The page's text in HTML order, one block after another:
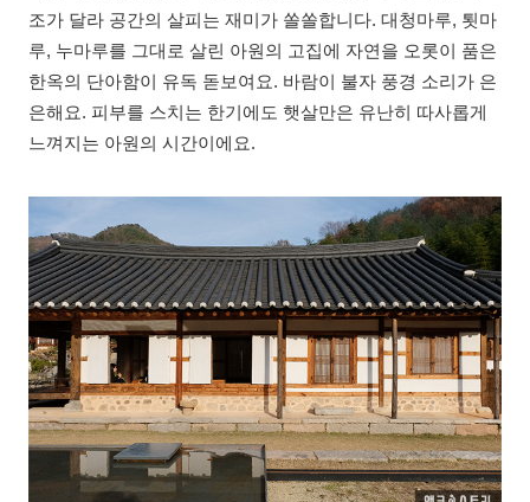
조가 달라 공간의 살피는 재미가 쏠쏠합니다. 대청마루, 툇마
루, 누마루를 그대로 살린 아원의 고집에 자연을 오롯이 품은
한옥의 단아함이 유독 돋보여요. 바람이 불자 풍경 소리가 은
은해요. 피부를 스치는 한기에도 햇살만은 유난히 따사롭게
느껴지는 아원의 시간이에요.